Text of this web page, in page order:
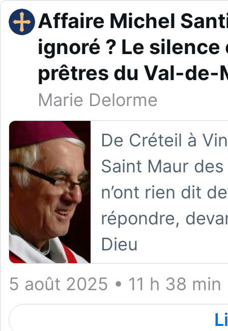
Affaire Michel
ignoré ? Le
prêtres du Val-de-
Marie Delorme
De Créteil à
Saint Maur
n’ont rien dit
répondre,
Dieu
5 août 2025 • 11 h 38 min